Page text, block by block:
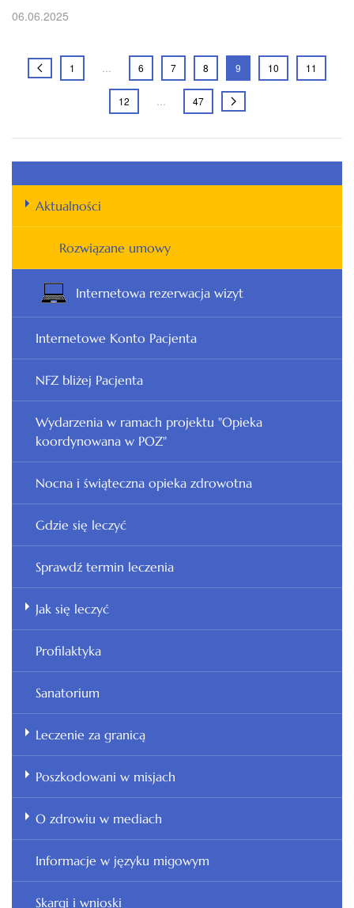
06.06.2025
1 6 7 8 9 10 11
12 47
Aktualności
Rozwiązane umowy
Internetowa rezerwacja wizyt
Internetowe Konto Pacjenta
NFZ bliżej Pacjenta
Wydarzenia w ramach projektu "Opieka
koordynowana w POZ"
Nocna i świąteczna opieka zdrowotna
Gdzie się leczyć
Sprawdź termin leczenia
Jak się leczyć
Profilaktyka
Sanatorium
Leczenie za granicą
Poszkodowani w misjach
O zdrowiu w mediach
Informacje w języku migowym
Skargi i wnioski